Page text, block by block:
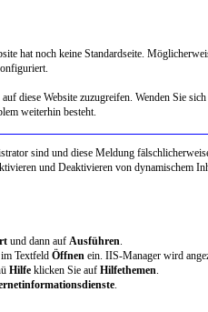
hat noch keine Standardseite.
diese Website zuzugreifen. Wenden Sie
weiterhin besteht.
sind und diese Meldung
und Deaktivieren von dynamischem
und dann auf Ausführen.
im Textfeld Öffnen ein. IIS-Manager wird
Hilfe klicken Sie auf Hilfethemen.
.